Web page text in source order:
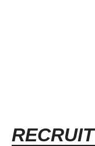
RECRUIT